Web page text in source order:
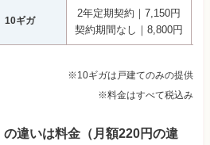
10ギガ
2年定期契約｜7,150円
契約期間なし｜8,800円
※10ギガは戸建てのみの提供
※料金はすべて税込み
の違いは料金（月額220円の違